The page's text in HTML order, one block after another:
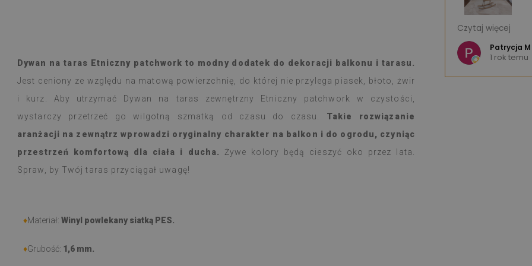
Dywan na taras Etniczny patchwork to modny dodatek do dekoracji balkonu i tarasu.
Jest ceniony ze względu na matową powierzchnię, do której nie przylega piasek, błoto, żwir
i kurz. Aby utrzymać Dywan na taras zewnętrzny Etniczny patchwork w czystości,
wystarczy przetrzeć go wilgotną szmatką od czasu do czasu. Takie rozwiązanie
aranżacji na zewnątrz wprowadzi oryginalny charakter na balkon i do ogrodu, czyniąc
przestrzeń komfortową dla ciała i ducha.
Żywe kolory będą cieszyć oko przez lata.
Spraw, by Twój taras przyciągał uwagę!
♦Materiał: Winyl powlekany siatką PES.
♦Grubość: 1,6 mm.
Produkt dotarł w ciągu tygodnia, zgodnie z
Montaż łatwy, odklejanie i naklejanie nie przysparza
trudności a efekt rewelacyjny.
Jestem bardzo zadowolona i nadal zdumiona, że
taka cienka naklejka spełnia takie zadanie.
W użytkowaniu już tydzień i od razu przy dużym
natężeniu gotowania na kuchence gazowej (święta),
nie zauważyłam by coś się z nimi działo, łatwo
1 rok temu
Jestem bardzo
Bardzo dobra
Szybka wysyłka.
Serdecznie
Czytaj więcej
Patrycja M
1 rok temu